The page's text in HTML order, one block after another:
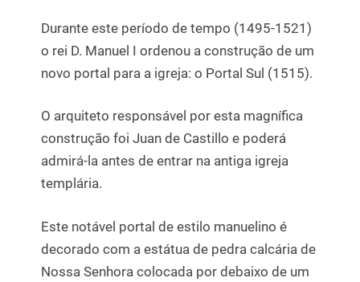
Durante este período de tempo (1495-1521)
o rei D. Manuel I ordenou a construção de um
novo portal para a igreja: o Portal Sul (1515).
O arquiteto responsável por esta magnífica
construção foi Juan de Castillo e poderá
admirá-la antes de entrar na antiga igreja
templária.
Este notável portal de estilo manuelino é
decorado com a estátua de pedra calcária de
Nossa Senhora colocada por debaixo de um